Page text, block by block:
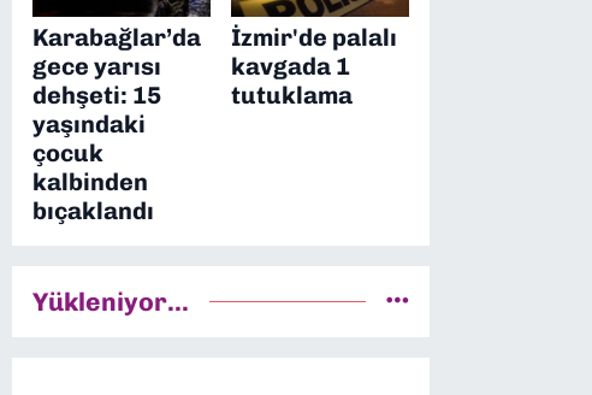
Karabağlar’da
gece yarısı
dehşeti: 15
yaşındaki
çocuk
kalbinden
bıçaklandı
İzmir'de palalı
kavgada 1
tutuklama
Yükleniyor...